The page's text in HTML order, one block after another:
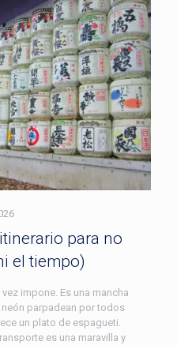
para no
el tiempo)
impone. Es una mancha
parpadean por todos
un plato de espagueti.
es una maravilla y